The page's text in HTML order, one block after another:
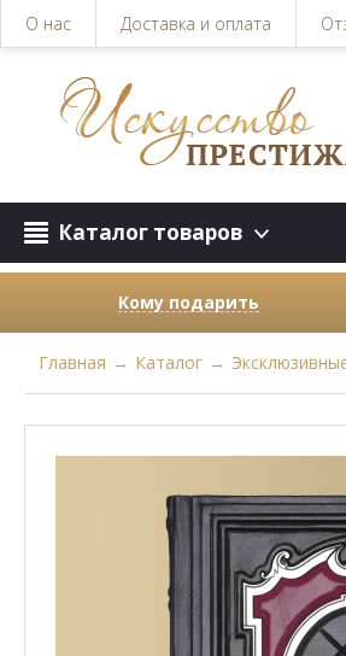
О нас Доставка и оплата
Каталог товаров
Кому подарить
Главная → Каталог →